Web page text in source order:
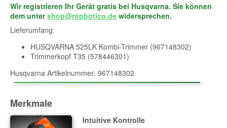
Wir registrieren Ihr Gerät gratis bei Husqvarna. Sie können
dem untershop@ropbotico.de widersprechen.
Lieferumfang:
HUSQVARNA 525LK Kombi-Trimmer (967148302)
Trimmerkopf T35 (578446301)
Husqvarna Artikelnummer: 967148302
Merkmale
Intuitive Kontrolle